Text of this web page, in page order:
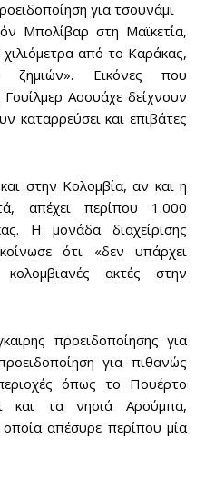
για τσουνάμι
Μπολίβαρ στη Μαϊκετία,
από το Καράκας,
ζημιών». Εικόνες που
Ασουάχε δείχνουν
καταρρεύσει και επιβάτες
στην Κολομβία, αν και η
απέχει περίπου 1.000
Η μονάδα διαχείρισης
ότι «δεν υπάρχει
ακτές στην
προειδοποίησης για
για πιθανώς
όπως το Πουέρτο
και τα νησιά Αρούμπα,
απέσυρε περίπου μία